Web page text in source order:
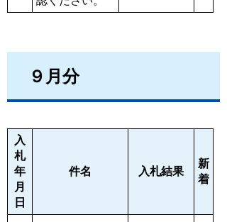
９月分
入
札
年
月
日
件名 入札結果
新
着